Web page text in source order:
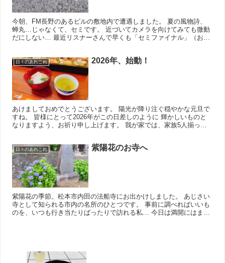
今朝、FM長野のあるビルの敷地内で遭遇しました。 夏の風物詩、
蝉丸…じゃなくて、セミです。 近づいてカメラを向けてみても微動
だにしない… 最近リスナーさんで早くも「セミファイナル」（お亡
日々のあれこれ 2026年、始動！
あけましておめでとうございます。 陽光が降り注ぐ穏やかな元旦で
すね。 皆様にとって2026年がこの日差しのように 輝かしいものと
なりますよう、お祈り申し上げます。 我が家では、家族5人揃って
日々のあれこれ 紫陽花のお寺へ
紫陽花の季節。松本市内田の法船寺にお出かけしました。 あじさい
寺として知られる市内の名所のひとつです。 事前に調べればいいも
のを、いつも行き当たりばったりで訪れる私… 今日は満開にはまだ